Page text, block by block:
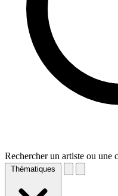
Rechercher un artiste ou une
Thématiques